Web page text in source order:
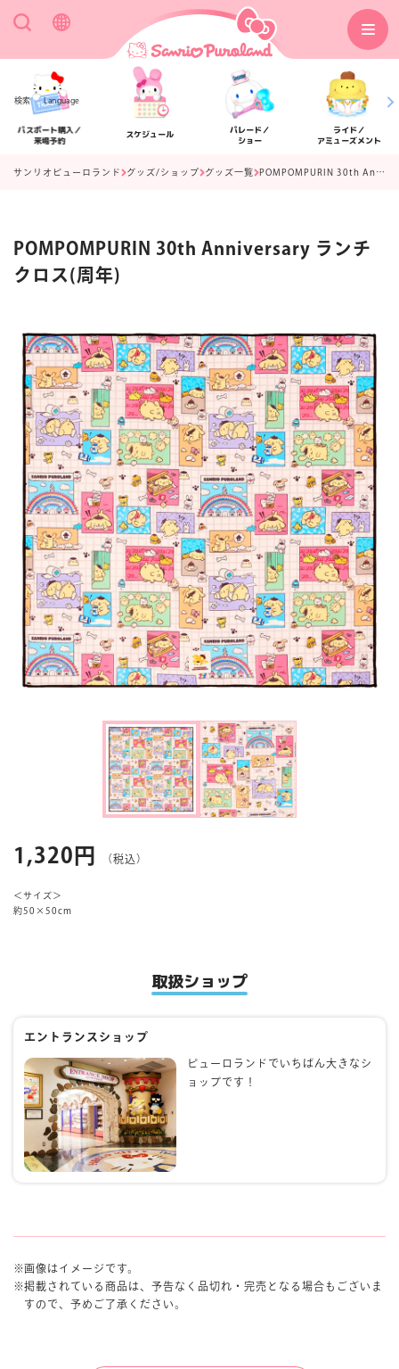
検索 Language
パスポート購入／
来場予約
スケジュール
パレード／
ショー
ライド／
アミューズメント
アクセス フロアマップ
楽しみ方 サービスガイド
よくあるご質問 ニュース
サンリオピューロランド グッズ/ショップ グッズ一覧 POMPOMPURIN 30th Anniversary ランチクロス(周年)
POMPOMPURIN 30th Anniversary ランチ
クロス(周年)
1,320円 （税込）
＜サイズ＞
約50×50cm
取扱ショップ
エントランスショップ
ピューロランドでいちばん大きなシ
ョップです！
画像はイメージです。
掲載されている商品は、予告なく品切れ・完売となる場合もございま
すので、予めご了承ください。